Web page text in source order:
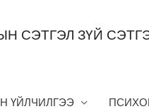
СЭТГЭЛ ЗҮЙ
ҮЙЛЧИЛГЭЭ